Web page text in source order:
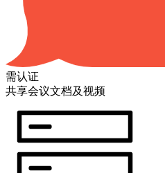
需认证
共享会议文档及视频